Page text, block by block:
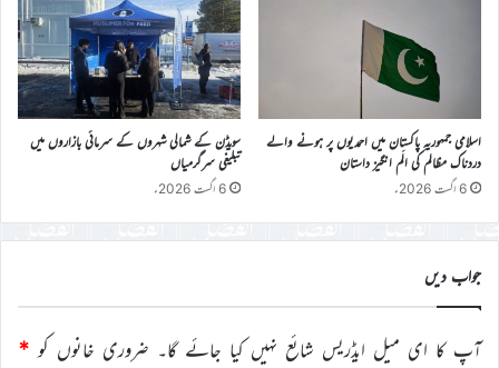
اسلامی جمہوریہ پاکستان میں احمدیوں پر ہونے والے
دردناک مظالم کی الَم انگیز داستان
6 اگست 2026ء
سویڈن کے شمالی شہروں کے سرمائی بازاروں میں
تبلیغی سرگرمیاں
6 اگست 2026ء
جواب دیں
آپ کا ای میل ایڈریس شائع نہیں کیا جائے گا۔ ضروری خانوں کو *